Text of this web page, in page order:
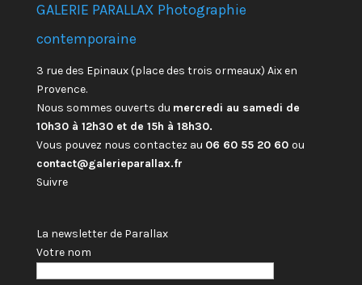
GALERIE PARALLAX Photographie
contemporaine
3 rue des Epinaux (place des trois ormeaux) Aix en
Provence.
Nous sommes ouverts du mercredi au samedi de
10h30 à 12h30 et de 15h à 18h30.
Vous pouvez nous contactez au 06 60 55 20 60 ou
contact@galerieparallax.fr
Suivre
La newsletter de Parallax
Votre nom